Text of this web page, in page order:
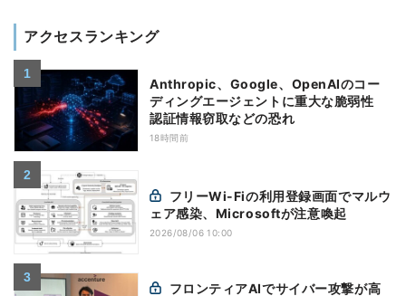
アクセスランキング
Anthropic、Google、OpenAIのコー
ディングエージェントに重大な脆弱性
認証情報窃取などの恐れ
18時間前
ェア感染、Microsoftが注意喚起
2026/08/06 10:00